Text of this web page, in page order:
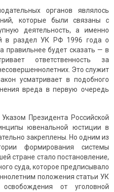
органов являлось
которые были связаны с
деятельность, а именно
в раздел УК РФ 1996 года о
правильнее будет сказать — в
ответственность за
Это служит
усматривает в подобного
вреда в первую очередь
Президента Российской
ювенальной юстиции в
закреплены. Но одним из
формирования системы
стране стало постановление,
суда, которое предписывало
положения статьи УК
от уголовной